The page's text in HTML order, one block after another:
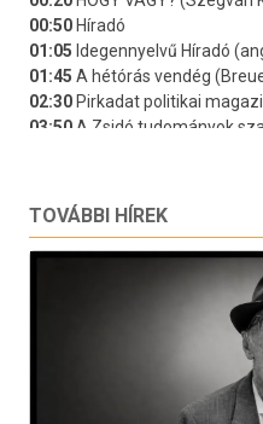
TOVÁBBI HÍREK